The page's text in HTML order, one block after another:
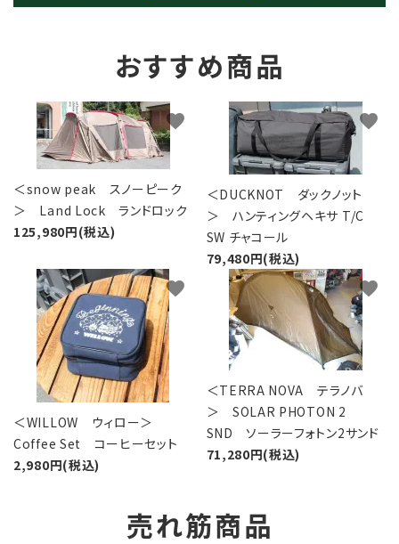
おすすめ商品
＜snow peak スノーピーク
＞ Land Lock ランドロック
125,980円(税込)
favorite
＜DUCKNOT ダックノット
＞ ハンティングヘキサ T/C
SW チャコール
79,480円(税込)
favorite
＜WILLOW ウィロー＞
Coffee Set コーヒーセット
2,980円(税込)
favorite
＜TERRA NOVA テラノバ
＞ SOLAR PHOTON 2
SND ソーラーフォトン2サンド
71,280円(税込)
favorite
売れ筋商品